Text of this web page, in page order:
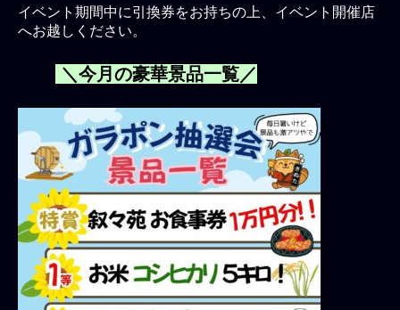
イベント期間中に引換券をお持ちの上、イベント開催店
へお越しください。
＼今月の豪華景品一覧／